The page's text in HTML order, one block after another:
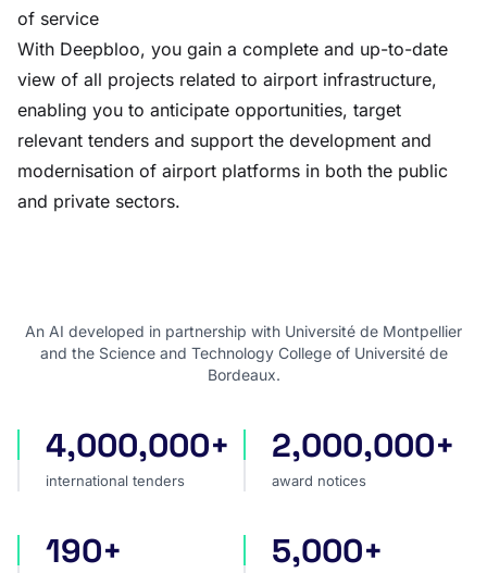
of service
With Deepbloo, you gain a complete and up-to-date
view of all projects related to airport infrastructure,
enabling you to anticipate opportunities, target
relevant tenders and support the development and
modernisation of airport platforms in both the public
and private sectors.
An AI developed in partnership with Université de Montpellier
and the Science and Technology College of Université de
Bordeaux.
international tenders
4,000,000+
international tenders
award notices
2,000,000+
award notices
countries covered
190+ sources worldwide
5,000+